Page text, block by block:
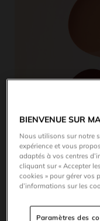
Vous voulez faire
FOR EVER
BIENVENUE SUR
Nous utilisons sur notre
expérience et vous
adaptés à vos centres
cliquant sur « Accepter
cookies » pour gérer vos
d’informations sur les
Paramètres des